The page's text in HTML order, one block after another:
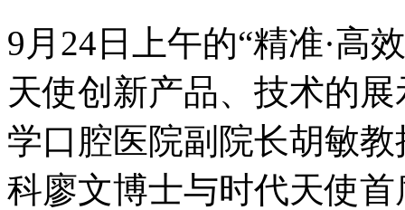
9月24日上午的“精准·高
天使创新产品、技术的
学口腔医院副院长胡敏
科廖文博士与时代天使